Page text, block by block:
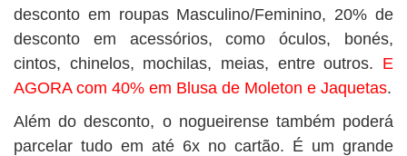
desconto em roupas Masculino/Feminino, 20% de
desconto em acessórios, como óculos, bonés,
cintos, chinelos, mochilas, meias, entre outros. E
AGORA com 40% em Blusa de Moleton e Jaquetas.
Além do desconto, o nogueirense também poderá
parcelar tudo em até 6x no cartão. É um grande